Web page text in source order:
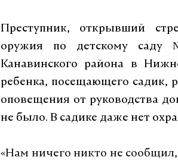
Преступник, открывший
оружия по детскому саду
Канавинского района в
ребенка, посещающего садик,
оповещения от руководства
не было. В садике даже нет
«Нам ничего никто не сообщил,